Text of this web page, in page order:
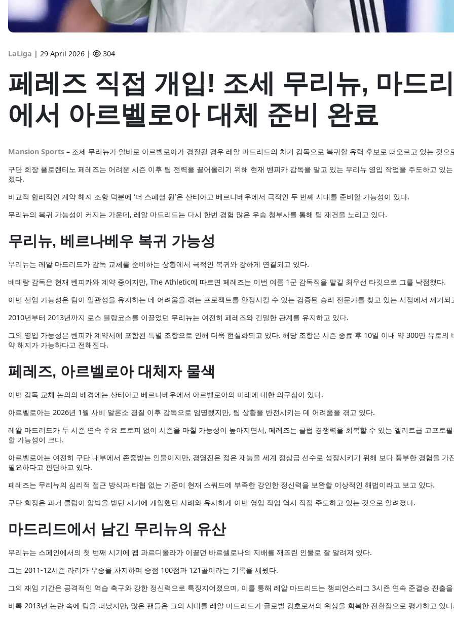
LaLiga | 29 April 2026 | 304
페레즈 직접 개입! 조세 무리뉴, 마드
에서 아르벨로아 대체 준비 완료
Mansion Sports – 조세 무리뉴가 알바로 아르벨로아가 경질될 경우 레알 마드리드의 차기 감독으로 복귀할 유력 후보로 떠오르고 있는 것으
구단 회장 플로렌티노 페레즈는 어려운 시즌 이후 팀 전력을 끌어올리기 위해 현재 벤피카 감독을 맡고 있는 무리뉴 영입 작업을 주도하고 있
졌다.
비교적 합리적인 계약 해지 조항 덕분에 ‘더 스페셜 원’은 산티아고 베르나베우에서 극적인 두 번째 시대를 준비할 가능성이 있다.
무리뉴의 복귀 가능성이 커지는 가운데, 레알 마드리드는 다시 한번 경험 많은 우승 청부사를 통해 팀 재건을 노리고 있다.
무리뉴, 베르나베우 복귀 가능성
무리뉴는 레알 마드리드가 감독 교체를 준비하는 상황에서 극적인 복귀와 강하게 연결되고 있다.
베테랑 감독은 현재 벤피카와 계약 중이지만, The Athletic에 따르면 페레즈는 이번 여름 1군 감독직을 맡길 최우선 타깃으로 그를 낙점했다.
이번 선임 가능성은 팀이 일관성을 유지하는 데 어려움을 겪는 프로젝트를 안정시킬 수 있는 검증된 승리 전문가를 찾고 있는 시점에서 제기되
2010년부터 2013년까지 로스 블랑코스를 이끌었던 무리뉴는 여전히 페레즈와 긴밀한 관계를 유지하고 있다.
그의 영입 가능성은 벤피카 계약서에 포함된 특별 조항으로 인해 더욱 현실화되고 있다. 해당 조항은 시즌 종료 후 10일 이내 약 300만 유로의
약 해지가 가능하다고 전해진다.
페레즈, 아르벨로아 대체자 물색
이번 감독 교체 논의의 배경에는 산티아고 베르나베우에서 아르벨로아의 미래에 대한 의구심이 있다.
아르벨로아는 2026년 1월 사비 알론소 경질 이후 감독으로 임명됐지만, 팀 상황을 반전시키는 데 어려움을 겪고 있다.
레알 마드리드가 두 시즌 연속 주요 트로피 없이 시즌을 마칠 가능성이 높아지면서, 페레즈는 클럽 경쟁력을 회복할 수 있는 엘리트급 고프로
할 가능성이 크다.
아르벨로아는 여전히 구단 내부에서 존중받는 인물이지만, 경영진은 젊은 재능을 세계 정상급 선수로 성장시키기 위해 보다 풍부한 경험을 가
필요하다고 판단하고 있다.
페레즈는 무리뉴의 심리적 접근 방식과 타협 없는 기준이 현재 스쿼드에 부족한 강인한 정신력을 보완할 이상적인 해법이라고 보고 있다.
구단 회장은 과거 클럽이 압박을 받던 시기에 개입했던 사례와 유사하게 이번 영입 작업 역시 직접 주도하고 있는 것으로 알려졌다.
마드리드에서 남긴 무리뉴의 유산
무리뉴는 스페인에서의 첫 번째 시기에 펩 과르디올라가 이끌던 바르셀로나의 지배를 깨뜨린 인물로 잘 알려져 있다.
그는 2011-12시즌 라리가 우승을 차지하며 승점 100점과 121골이라는 기록을 세웠다.
그의 재임 기간은 공격적인 역습 축구와 강한 정신력으로 특징지어졌으며, 이를 통해 레알 마드리드는 챔피언스리그 3시즌 연속 준결승 진출
비록 2013년 논란 속에 팀을 떠났지만, 많은 팬들은 그의 시대를 레알 마드리드가 글로벌 강호로서의 위상을 회복한 전환점으로 평가하고 있다.